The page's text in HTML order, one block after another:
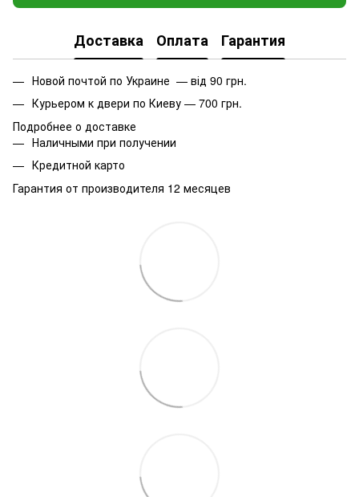
Доставка Оплата Гарантия
Новой почтой по Украине — від 90 грн.
Курьером к двери по Киеву — 700 грн.
Подробнее о доставке
Наличными при получении
Кредитной карто
Гарантия от производителя 12 месяцев